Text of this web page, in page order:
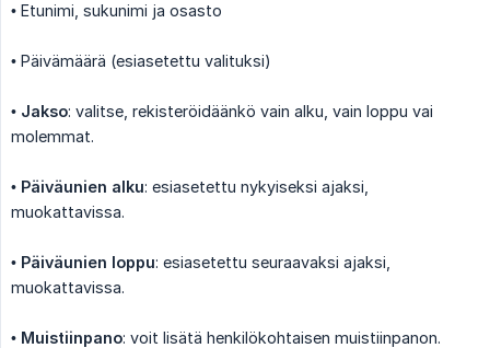
• Etunimi, sukunimi ja osasto
• Päivämäärä (esiasetettu valituksi)
• Jakso: valitse, rekisteröidäänkö vain alku, vain loppu vai
molemmat.
• Päiväunien alku: esiasetettu nykyiseksi ajaksi,
muokattavissa.
• Päiväunien loppu: esiasetettu seuraavaksi ajaksi,
muokattavissa.
• Muistiinpano: voit lisätä henkilökohtaisen muistiinpanon.